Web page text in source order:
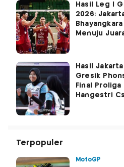
Hasil Leg I
2026:
Menuju
Hasil
Gresik
Final
Hangestri
Terpopuler
MotoGP